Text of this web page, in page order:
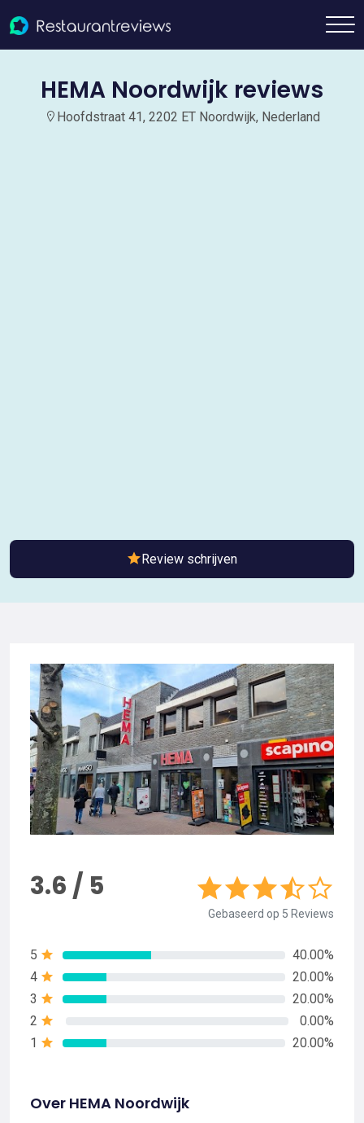
HEMA Noordwijk reviews
Hoofdstraat 41, 2202 ET Noordwijk, Nederland
Review schrijven
3.6 / 5
Gebaseerd op 5 Reviews
5
40.00%
4
20.00%
3
20.00%
2
0.00%
1
20.00%
Over HEMA Noordwijk